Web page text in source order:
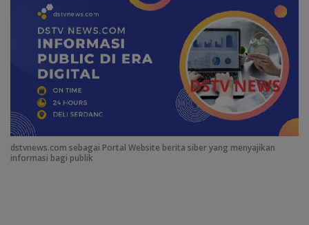
b
o
o
k
s
A
p
p
e
dI
n
gr
m s
er
ar
e
dstvnews.com sebagai Portal Website berita siber yang menyajikan
informasi bagi publik